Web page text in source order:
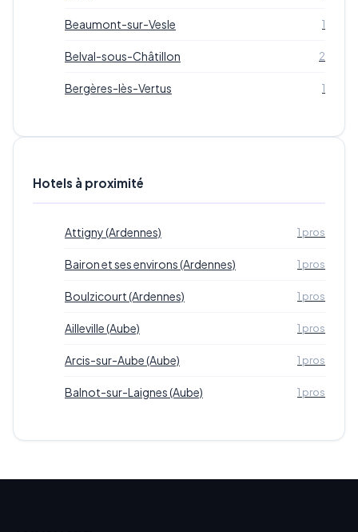
Beaumont-sur-Vesle 1
Belval-sous-Châtillon 2
Bergères-lès-Vertus 1
Hotels à proximité
Attigny (Ardennes) 1 pros
Bairon et ses environs (Ardennes) 1 pros
Boulzicourt (Ardennes) 1 pros
Ailleville (Aube) 1 pros
Arcis-sur-Aube (Aube) 1 pros
Balnot-sur-Laignes (Aube) 1 pros